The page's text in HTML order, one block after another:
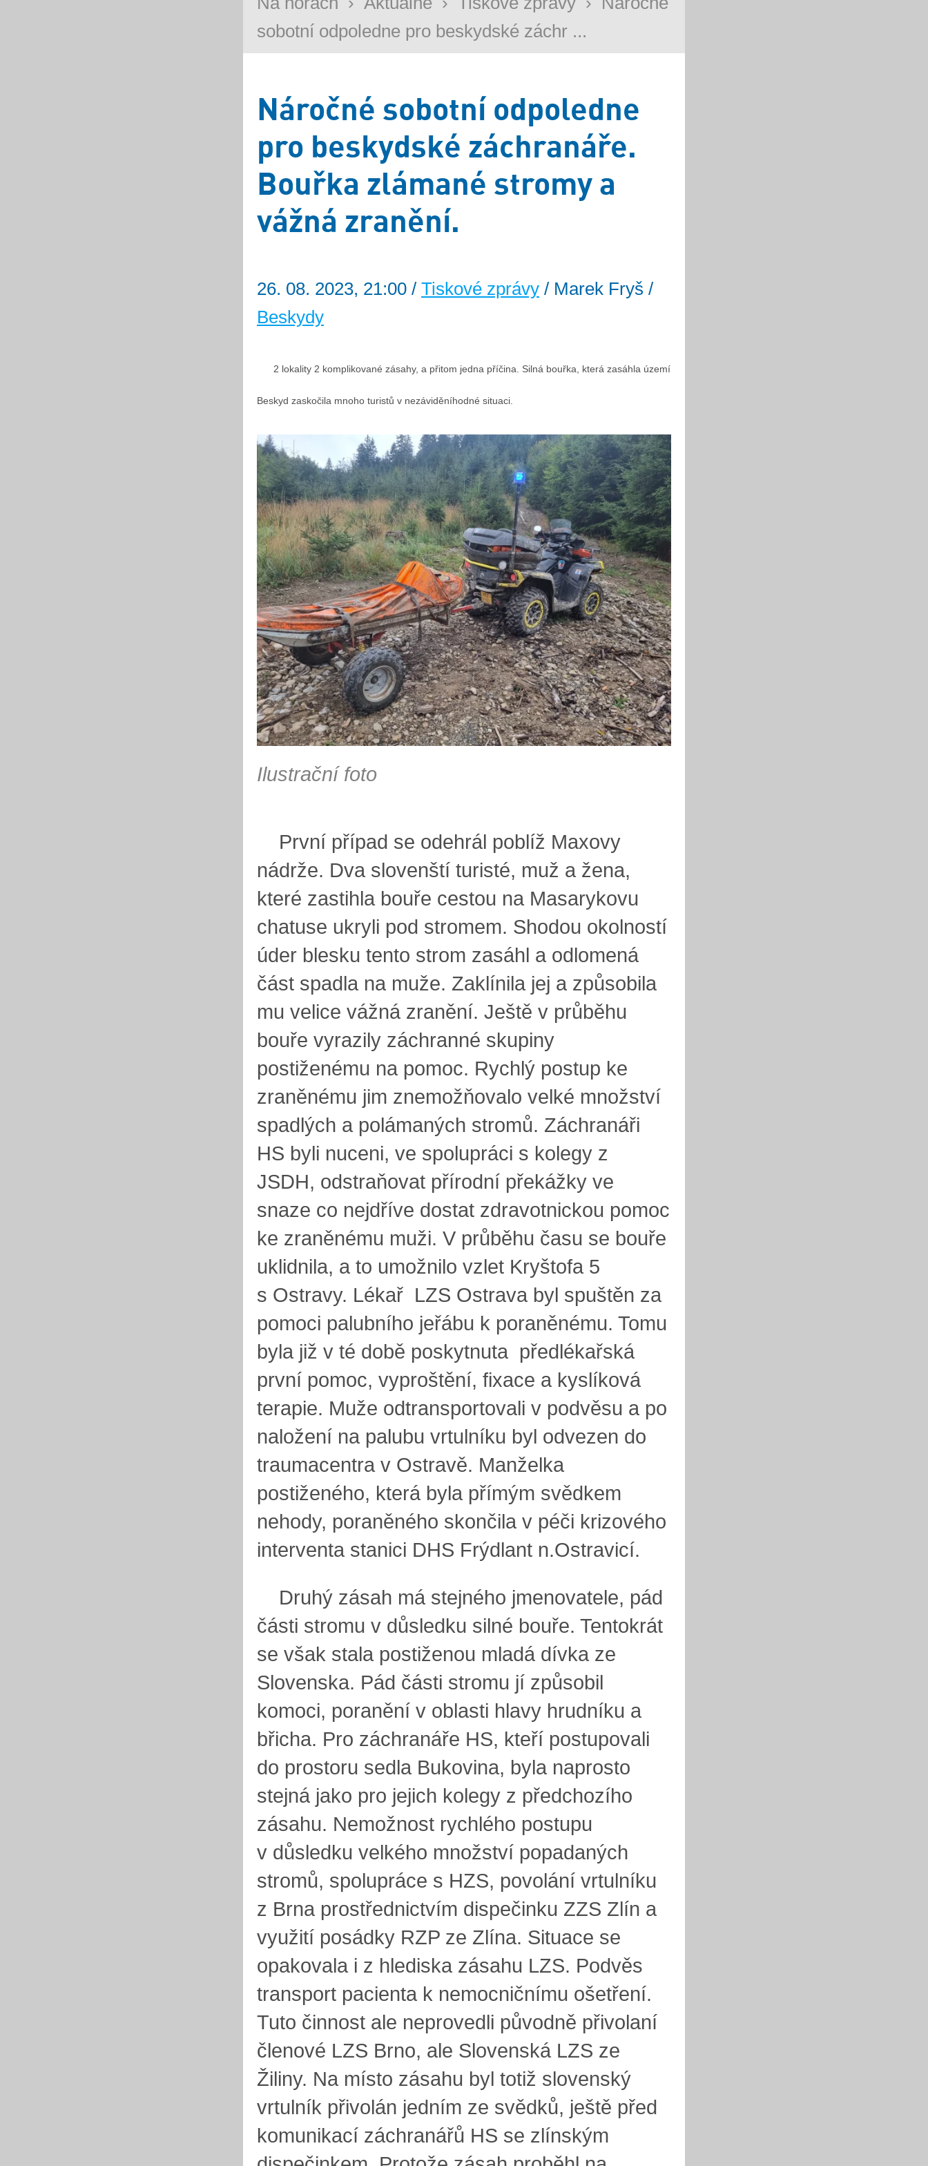
sobotní odpoledne pro beskydské záchr ...
Náročné sobotní odpoledne
pro beskydské záchranáře.
Bouřka zlámané stromy a
vážná zranění.
26. 08. 2023, 21:00 / Tiskové zprávy / Marek Fryš /
Beskydy
2 lokality 2 komplikované zásahy, a přitom jedna příčina. Silná bouřka, která zasáhla území
Beskyd zaskočila mnoho turistů v nezáviděníhodné situaci.
Ilustrační foto
První případ se odehrál poblíž Maxovy
nádrže. Dva slovenští turisté, muž a žena,
které zastihla bouře cestou na Masarykovu
chatuse ukryli pod stromem. Shodou okolností
úder blesku tento strom zasáhl a odlomená
část spadla na muže. Zaklínila jej a způsobila
mu velice vážná zranění. Ještě v průběhu
bouře vyrazily záchranné skupiny
postiženému na pomoc. Rychlý postup ke
zraněnému jim znemožňovalo velké množství
spadlých a polámaných stromů. Záchranáři
HS byli nuceni, ve spolupráci s kolegy z
JSDH, odstraňovat přírodní překážky ve
snaze co nejdříve dostat zdravotnickou pomoc
ke zraněnému muži. V průběhu času se bouře
uklidnila, a to umožnilo vzlet Kryštofa 5
s Ostravy. Lékař LZS Ostrava byl spuštěn za
pomoci palubního jeřábu k poraněnému. Tomu
byla již v té době poskytnuta předlékařská
první pomoc, vyproštění, fixace a kyslíková
terapie. Muže odtransportovali v podvěsu a po
naložení na palubu vrtulníku byl odvezen do
traumacentra v Ostravě. Manželka
postiženého, která byla přímým svědkem
nehody, poraněného skončila v péči krizového
interventa stanici DHS Frýdlant n.Ostravicí.
Druhý zásah má stejného jmenovatele, pád
části stromu v důsledku silné bouře. Tentokrát
se však stala postiženou mladá dívka ze
Slovenska. Pád části stromu jí způsobil
komoci, poranění v oblasti hlavy hrudníku a
břicha. Pro záchranáře HS, kteří postupovali
do prostoru sedla Bukovina, byla naprosto
stejná jako pro jejich kolegy z předchozího
zásahu. Nemožnost rychlého postupu
v důsledku velkého množství popadaných
stromů, spolupráce s HZS, povolání vrtulníku
z Brna prostřednictvím dispečinku ZZS Zlín a
využití posádky RZP ze Zlína. Situace se
opakovala i z hlediska zásahu LZS. Podvěs
transport pacienta k nemocničnímu ošetření.
Tuto činnost ale neprovedli původně přivolaní
členové LZS Brno, ale Slovenská LZS ze
Žiliny. Na místo zásahu byl totiž slovenský
vrtulník přivolán jedním ze svědků, ještě před
komunikací záchranářů HS se zlínským